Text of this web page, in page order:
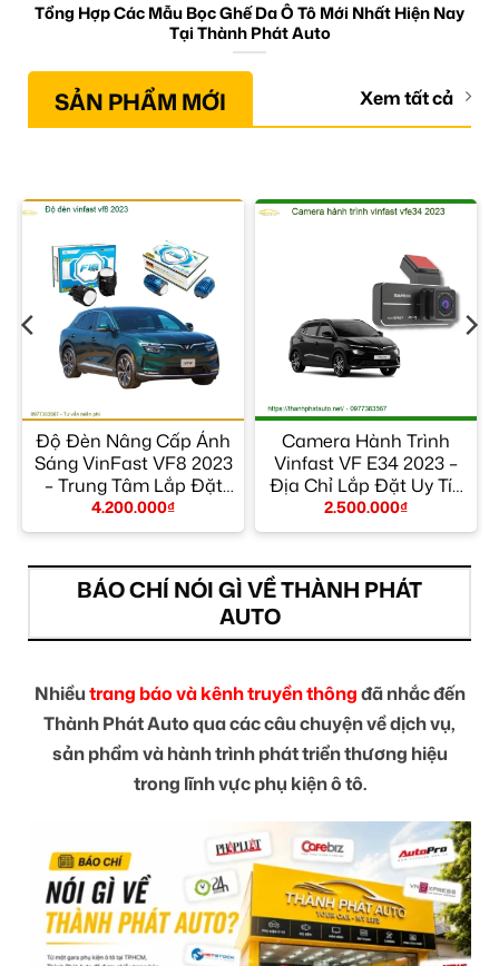
Tổng Hợp Các Mẫu Bọc Ghế Da Ô Tô Mới Nhất Hiện Nay
Tại Thành Phát Auto
SẢN PHẨM MỚI Xem tất cả
Độ Đèn Nâng Cấp Ánh
Sáng VinFast VF8 2023
– Trung Tâm Lắp Đặt
Chính Hãng TPHCM
4.200.000₫
Camera Hành Trình
Vinfast VF E34 2023 –
Địa Chỉ Lắp Đặt Uy Tín
TPHCM
2.500.000₫
BÁO CHÍ NÓI GÌ VỀ THÀNH PHÁT
AUTO
Nhiềutrang báo và kênh truyền thôngđã nhắc đến
Thành Phát Auto qua các câu chuyện về dịch vụ,
sản phẩm và hành trình phát triển thương hiệu
trong lĩnh vực phụ kiện ô tô.